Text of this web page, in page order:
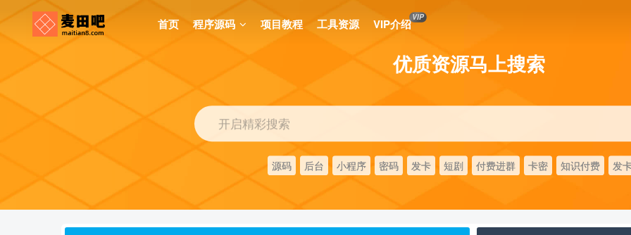
首页 程序源码 项目教程 工具资源 VIP介绍VIP
优质资源马上搜索
开启精彩搜索
源码 后台 小程序 密码 发卡 短剧 付费进群 卡密 知识付费 发